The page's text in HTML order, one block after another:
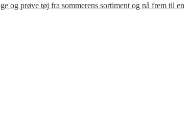
og prøve tøj fra sommerens sortiment og nå frem til en